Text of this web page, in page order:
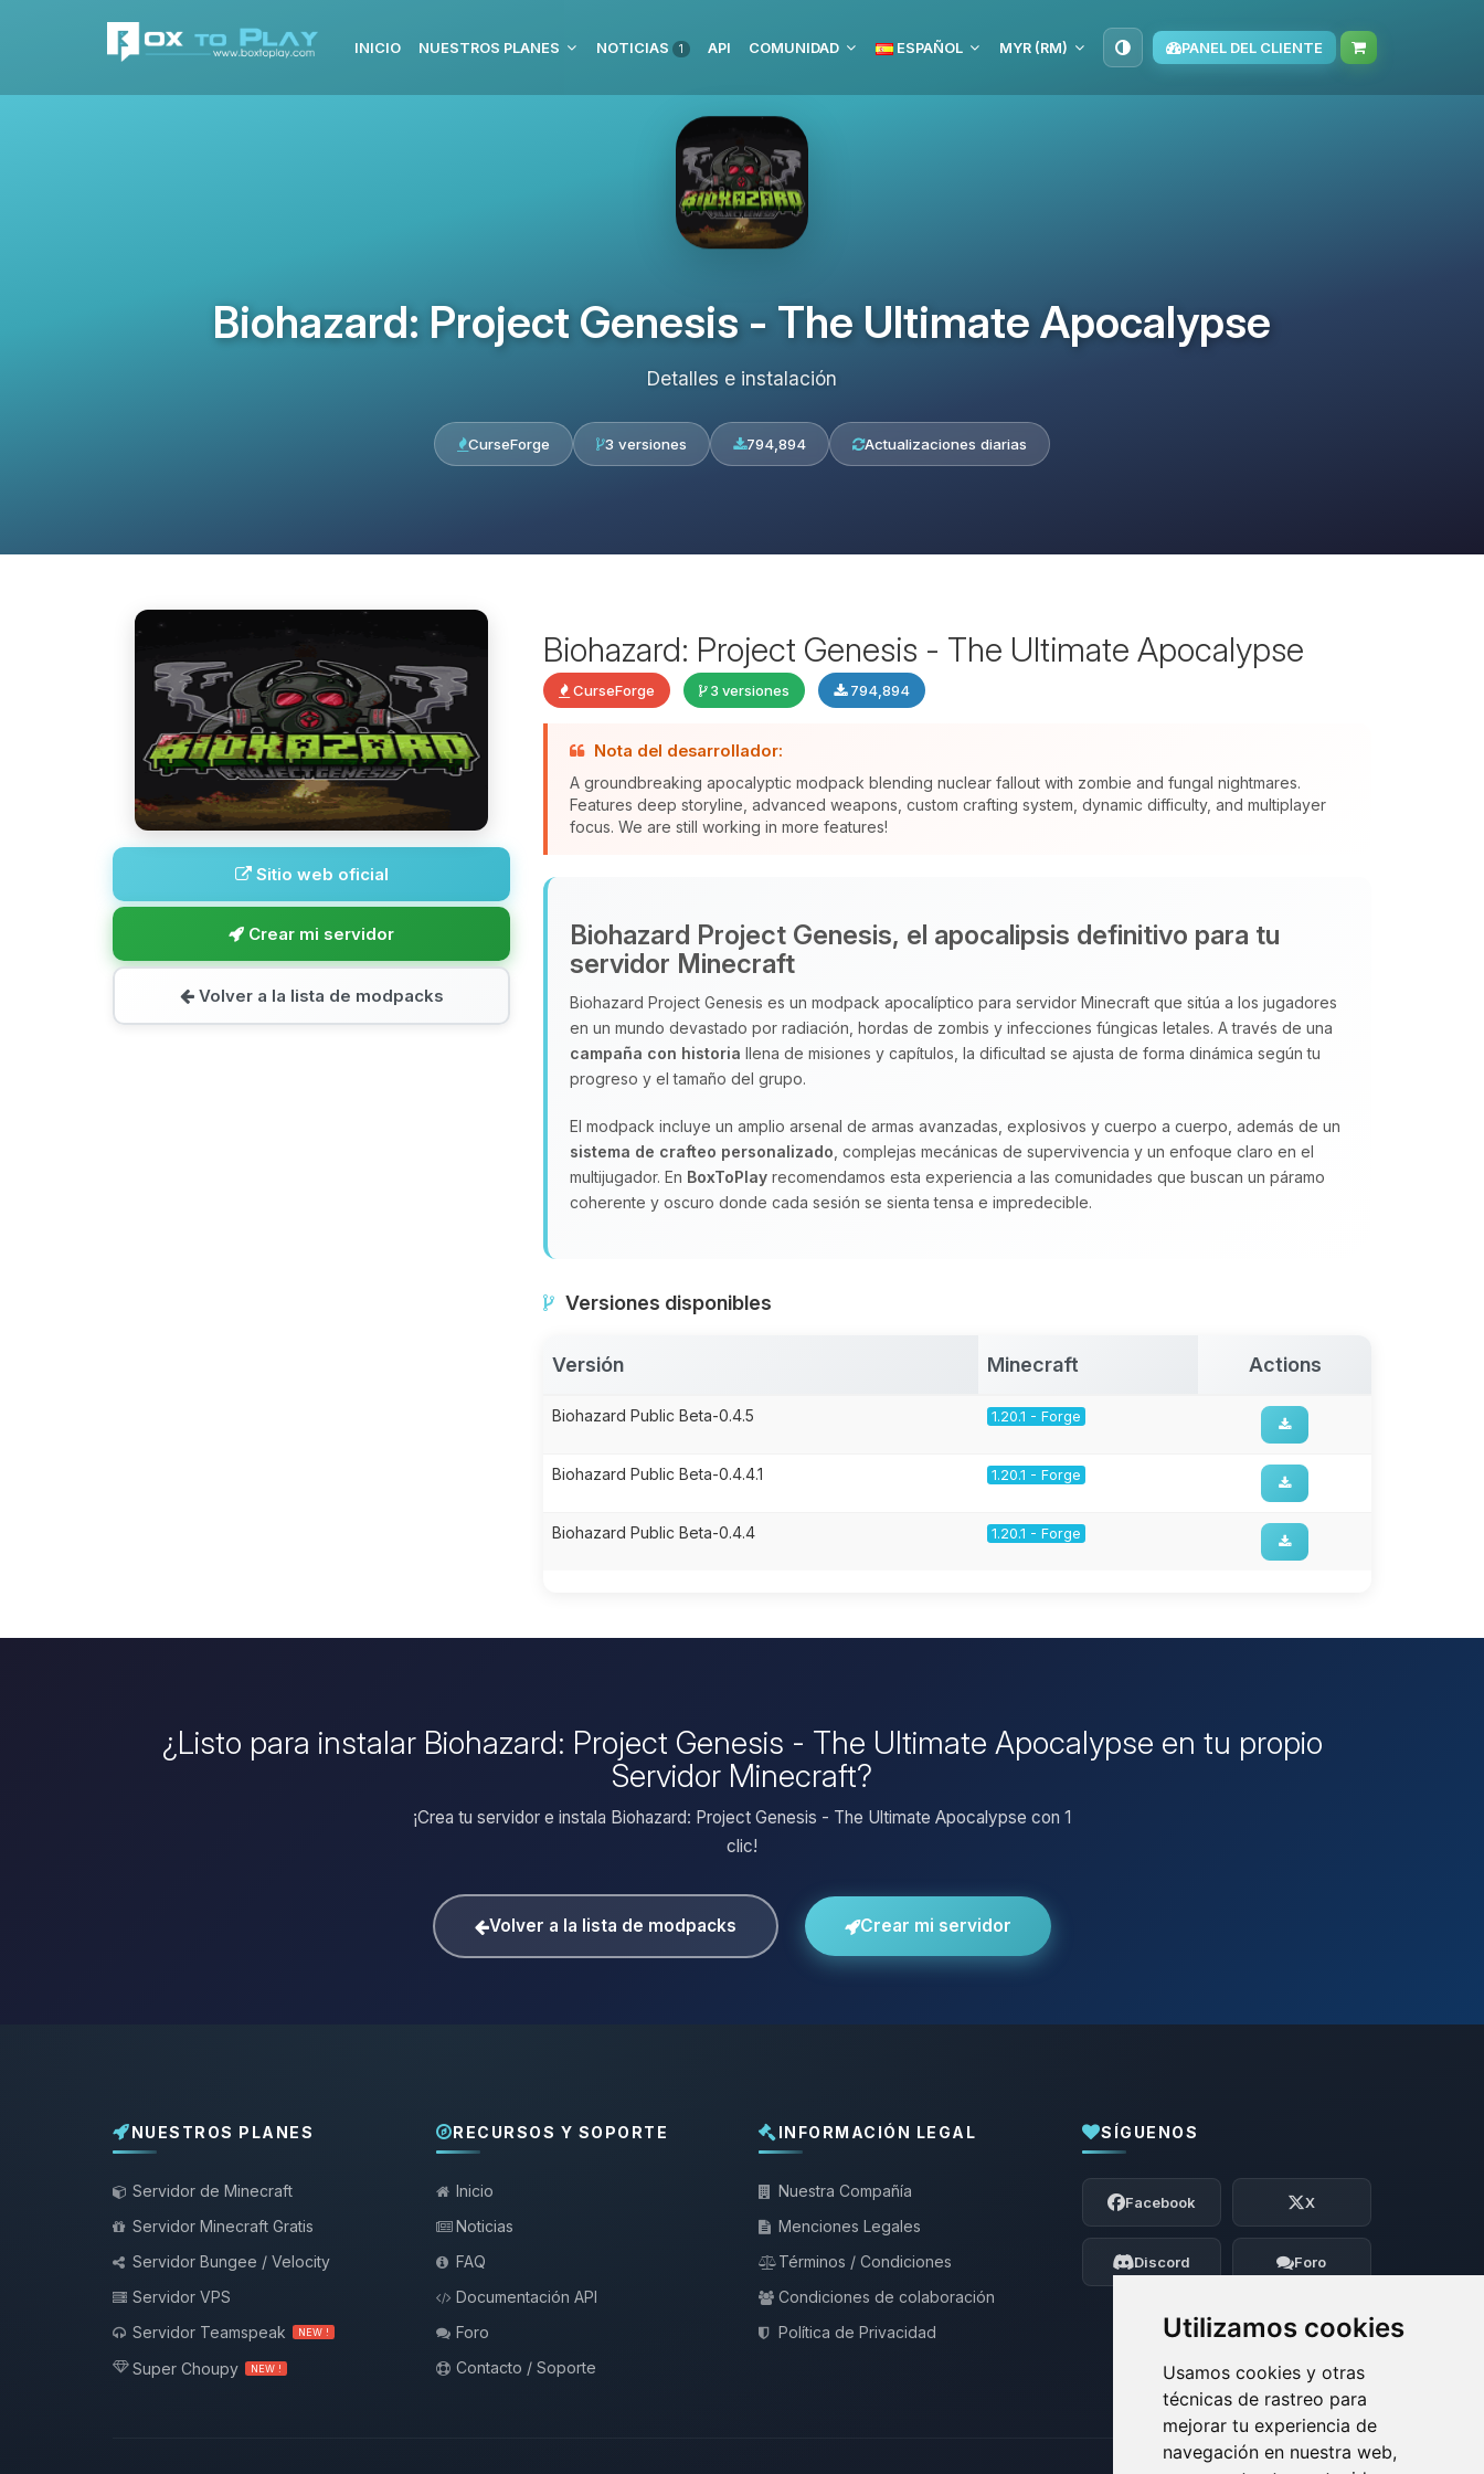
Utilizamos cookies
Usamos cookies y otras
técnicas de rastreo para
mejorar tu experiencia de
navegación en nuestra web,
INICIO NUESTROS PLANES NOTICIAS 1 API COMUNIDAD ESPAÑOL MYR (RM) PANEL DEL CLIENTE
Biohazard: Project Genesis - The Ultimate Apocalypse
Detalles e instalación
CurseForge 3 versiones 794,894 Actualizaciones diarias
Sitio web oficial
Crear mi servidor
Volver a la lista de modpacks
Biohazard: Project Genesis - The Ultimate Apocalypse
CurseForge 3 versiones 794,894
Nota del desarrollador:
A groundbreaking apocalyptic modpack blending nuclear fallout with zombie and fungal nightmares.
Features deep storyline, advanced weapons, custom crafting system, dynamic difficulty, and multiplayer
focus. We are still working in more features!
Biohazard Project Genesis, el apocalipsis definitivo para tu
servidor Minecraft
Biohazard Project Genesis es un modpack apocalíptico para servidor Minecraft que sitúa a los jugadores
en un mundo devastado por radiación, hordas de zombis y infecciones fúngicas letales. A través de una
campaña con historia llena de misiones y capítulos, la dificultad se ajusta de forma dinámica según tu
progreso y el tamaño del grupo.
El modpack incluye un amplio arsenal de armas avanzadas, explosivos y cuerpo a cuerpo, además de un
sistema de crafteo personalizado , complejas mecánicas de supervivencia y un enfoque claro en el
multijugador. En BoxToPlay recomendamos esta experiencia a las comunidades que buscan un páramo
coherente y oscuro donde cada sesión se sienta tensa e impredecible.
Versiones disponibles
Versión Minecraft Actions
Biohazard Public Beta-0.4.5 1.20.1 - Forge
Biohazard Public Beta-0.4.4.1 1.20.1 - Forge
Biohazard Public Beta-0.4.4 1.20.1 - Forge
¿Listo para instalar Biohazard: Project Genesis - The Ultimate Apocalypse en tu propio
Servidor Minecraft?
¡Crea tu servidor e instala Biohazard: Project Genesis - The Ultimate Apocalypse con 1
clic!
Volver a la lista de modpacks Crear mi servidor
NUESTROS PLANES
Servidor de Minecraft
Servidor Minecraft Gratis
Servidor Bungee / Velocity
Servidor VPS
Servidor Teamspeak
NEW !
Super Choupy NEW !
RECURSOS Y SOPORTE
Inicio
Noticias
FAQ
Documentación API
Foro
Contacto / Soporte
INFORMACIÓN LEGAL
Nuestra Compañía
Menciones Legales
Términos / Condiciones
Condiciones de colaboración
Política de Privacidad
SÍGUENOS
Facebook X
Discord Foro
Yupi, por fin alguien con quien hablar!
Soy Choupy, tu pequeno asistente de
BoxToPlay. Cuentame que necesitas y
moveré mis pequenos circuitos para
ayudarte.
09/08/2026 13:46